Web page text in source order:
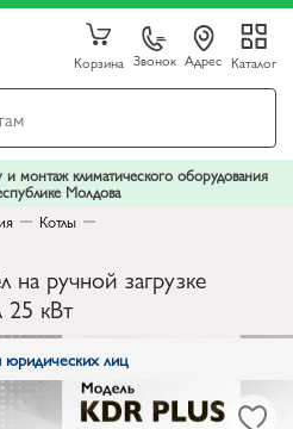
Корзина Звонок Адрес Каталог
монтаж климатического оборудования
Молдова
Котлы
на ручной загрузке
25 кВт
юридических лиц